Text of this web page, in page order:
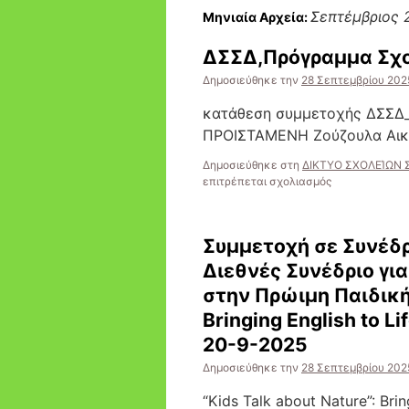
Μηνιαία Αρχεία:Σεπτέμβριος
ΔΣΣΔ,Πρόγραμμα
Δημοσιεύθηκε την 28 Σεπτεμβρίου
κατάθεση συμμετοχής
ΠΡΟΙΣΤΑΜΕΝΗ Ζούζουλα
Δημοσιεύθηκε στη ΔΙΚΤΥΟ ΣΧΟΛΕΊΩΝ
επιτρέπεται σχολιασμόςστο
20
ωρών.
Συμμετοχή σε
Διεθνές Συνέδριο
στην Πρώιμη
Bringing English to
20-9-2025
Δημοσιεύθηκε την 28 Σεπτεμβρίου
“Kids Talk about Nature”: